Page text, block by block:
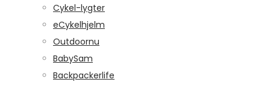
Cykel-lygter
eCykelhjelm
Outdoornu
BabySam
Backpackerlife